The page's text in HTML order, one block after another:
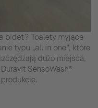
bidet? Toalety myjące
typu „all in one”, które
dużo miejsca,
SensoWash®